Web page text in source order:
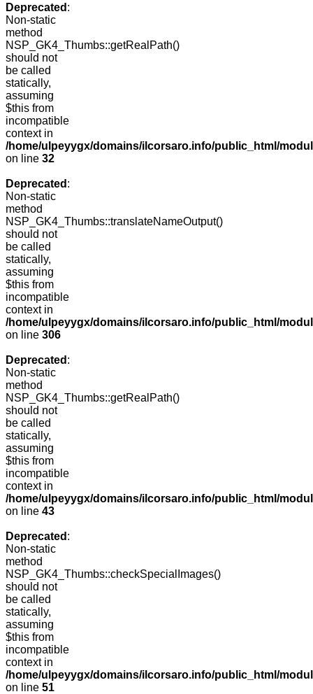
Deprecated :
Non-static
method
NSP_GK4_Thumbs::getRealPath()
should not
be called
statically,
assuming
$this from
incompatible
context in
/home/ulpeyygx/domains/ilcorsaro.info/public_html/
on line 32
Deprecated :
Non-static
method
NSP_GK4_Thumbs::translateNameOutput()
should not
be called
statically,
assuming
$this from
incompatible
context in
/home/ulpeyygx/domains/ilcorsaro.info/public_html/
on line 306
Deprecated :
Non-static
method
NSP_GK4_Thumbs::getRealPath()
should not
be called
statically,
assuming
$this from
incompatible
context in
/home/ulpeyygx/domains/ilcorsaro.info/public_html/
on line 43
Deprecated :
Non-static
method
NSP_GK4_Thumbs::checkSpecialImages()
should not
be called
statically,
assuming
$this from
incompatible
context in
/home/ulpeyygx/domains/ilcorsaro.info/public_html/
on line 51